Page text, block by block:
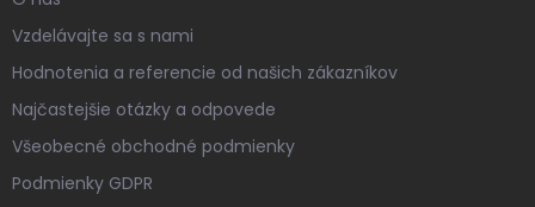
Vzdelávajte sa s nami
Hodnotenia a referencie od našich zákazníkov
Najčastejšie otázky a odpovede
Všeobecné obchodné podmienky
Podmienky GDPR